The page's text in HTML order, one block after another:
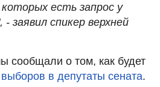
есть запрос у
заявил спикер верхней
сообщали о том, как будет
в депутаты сената.